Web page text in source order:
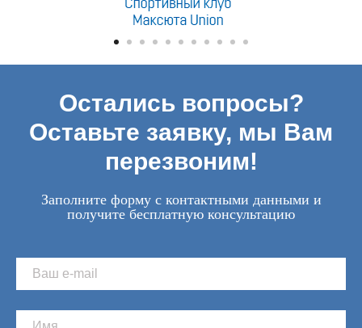
Остались вопросы?
Оставьте заявку, мы Вам
перезвоним!
Заполните форму с контактными данными и
получите бесплатную консультацию